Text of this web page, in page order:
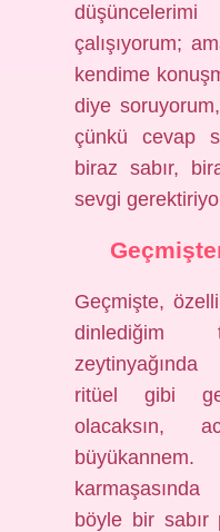
çalışıyorum;
kendime
diye
çünkü cevap
biraz sabır,
sevgi
Geçmişte,
dinlediğim
ritüel gibi
olacaksın,
böyle bir sabır